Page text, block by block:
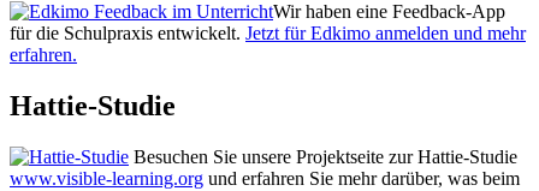
Wir haben eine Feedback-App
für die Schulpraxis entwickelt. Jetzt für Edkimo anmelden und mehr
erfahren.
Hattie-Studie
Besuchen Sie unsere Projektseite zur Hattie-Studie
www.visible-learning.org und erfahren Sie mehr darüber, was beim